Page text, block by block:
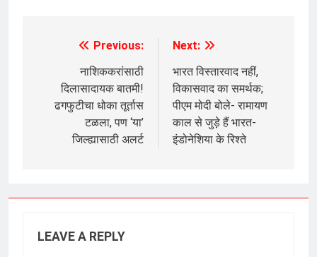
navigation
Previous:
नाशिककरांसाठी
दिलासादायक बातमी!
ढगफुटीचा धोका तूर्तास
टळला, पण ‘या’
जिल्ह्यासाठी अलर्ट
Next:
भारत विस्तारवाद नहीं,
विकासवाद का समर्थक;
पीएम मोदी बोले- रामायण
काल से जुड़े हैं भारत-
इंडोनेशिया के रिश्ते
LEAVE A REPLY